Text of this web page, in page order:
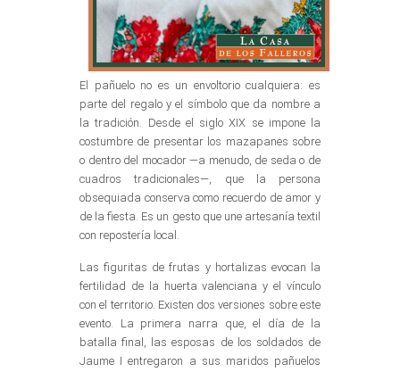
El pañuelo no es un envoltorio cualquiera: es
parte del regalo y el símbolo que da nombre a
la tradición. Desde el siglo XIX se impone la
costumbre de presentar los mazapanes sobre
o dentro del mocador —a menudo, de seda o de
cuadros tradicionales—, que la persona
obsequiada conserva como recuerdo de amor y
de la fiesta. Es un gesto que une artesanía textil
con repostería local.
Las figuritas de frutas y hortalizas evocan la
fertilidad de la huerta valenciana y el vínculo
con el territorio. Existen dos versiones sobre este
evento. La primera narra que, el día de la
batalla final, las esposas de los soldados de
Jaume I entregaron a sus maridos pañuelos